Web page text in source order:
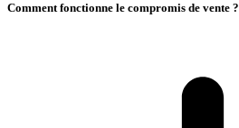
Comment fonctionne le compromis de vente ?